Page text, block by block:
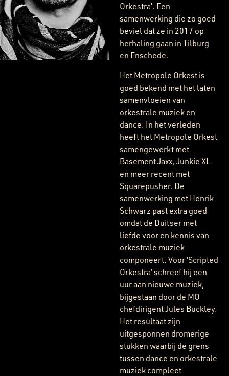
Orkestra’. Een
samenwerking die zo goed
beviel dat ze in 2017 op
herhaling gaan in Tilburg
en Enschede.
Het Metropole Orkest is
goed bekend met het laten
samenvloeien van
orkestrale muziek en
dance. In het verleden
heeft het Metropole Orkest
samengewerkt met
Basement Jaxx, Junkie XL
en meer recent met
Squarepusher. De
samenwerking met Henrik
Schwarz past extra goed
omdat de Duitser met
liefde voor en kennis van
orkestrale muziek
componeert. Voor ‘Scripted
Orkestra’ schreef hij een
uur aan nieuwe muziek,
bijgestaan door de MO
chefdirigent Jules Buckley.
Het resultaat zijn
uitgesponnen dromerige
stukken waarbij de grens
tussen dance en orkestrale
muziek compleet